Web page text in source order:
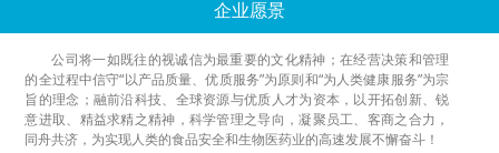
企业愿景
公司将一如既往的视诚信为最重要的文化精神；在经营决策和管理
的全过程中信守“以产品质量、优质服务”为原则和“为人类健康服务”为宗
旨的理念；融前沿科技、全球资源与优质人才为资本，以开拓创新、锐
意进取、精益求精之精神，科学管理之导向，凝聚员工、客商之合力，
同舟共济，为实现人类的食品安全和生物医药业的高速发展不懈奋斗！